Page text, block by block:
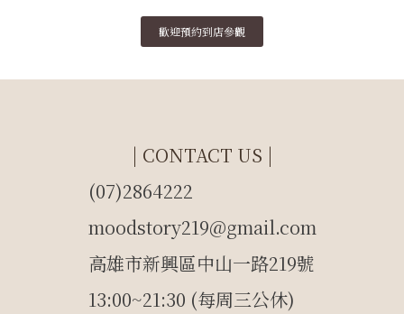
歡迎預約到店參觀
| CONTACT US |
(07)2864222
moodstory219@gmail.com
高雄市新興區中山一路219號
13:00~21:30 (每周三公休)